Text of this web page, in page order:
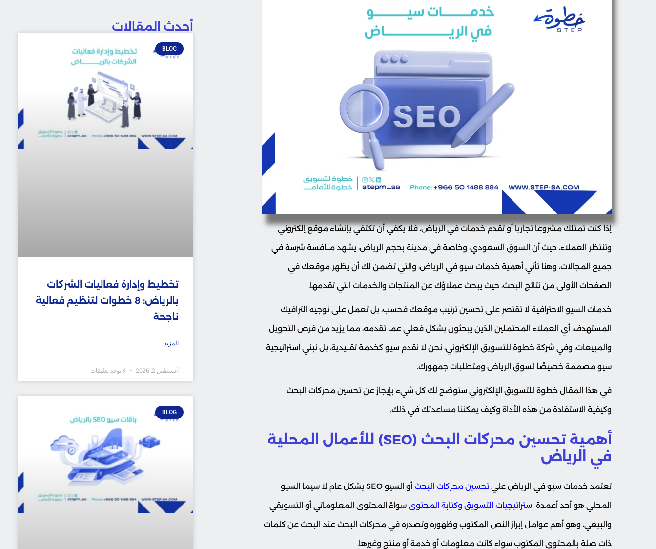
إذا كنت تمتلك مشروعًا تجاريًا أو تقدم خدمات في الرياض، فلا يكفي أن تكتفي بإنشاء موقع إلكتروني
وتنتظر العملاء، حيث أن السوق السعودي، وخاصةً في مدينة بحجم الرياض، يشهد منافسة شرسة في
جميع المجالات، وهنا تأتي أهمية خدمات سيو في الرياض، والتي تضمن لك أن يظهر موقعك في
الصفحات الأولى من نتائج البحث، حيث يبحث عملاؤك عن المنتجات والخدمات التي تقدمها.
خدمات السيو الاحترافية لا تقتصر على تحسين ترتيب موقعك فحسب، بل تعمل على توجيه الترافيك
المستهدف، أي العملاء المحتملين الذين يبحثون بشكل فعلي عما تقدمه، مما يزيد من فرص التحويل
والمبيعات، وفي شركة خطوة للتسويق الإلكتروني، نحن لا نقدم سيو كخدمة تقليدية، بل نبني استراتيجية
سيو مصممة خصيصًا لسوق الرياض ومتطلبات جمهورك.
في هذا المقال خطوة للتسويق الإلكتروني ستوضح لك كل شيء بإيجاز عن تحسين محركات البحث
وكيفية الاستفادة من هذه الأداة وكيف يمكننا مساعدتك في ذلك.
أهمية تحسين محركات البحث (SEO) للأعمال المحلية
في الرياض
تعتمد خدمات سيو في الرياض عليتحسين محركات البحث أو السيو SEO بشكل عام لا سيما السيو
المحلي هو أحد أعمدة استراتيجيات التسويق وكتابة المحتوى سواءً المحتوى المعلوماتي أو التسويقي
والبيعي، وهو أهم عوامل إبراز النص المكتوب وظهوره وتصدره في محركات البحث عند البحث عن كلمات
ذات صلة بالمحتوى المكتوب سواء كانت معلومات أو خدمة أو منتج وغيرها.
أحدث المقالات
BLOG
تخطيط وإدارة فعاليات الشركات
بالرياض: 8 خطوات لتنظيم فعالية
ناجحة
المزيد
أغسطس 2, 2026 لا توجد تعليقات
BLOG